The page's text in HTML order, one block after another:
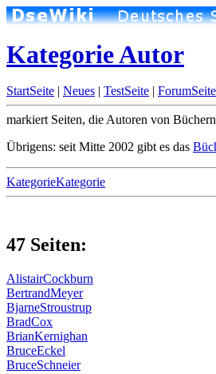
Kategorie Autor
StartSeite | Neues | TestSeite | ForumSeite
markiert Seiten, die Autoren von
Übrigens: seit Mitte 2002 gibt es das
KategorieKategorie
47 Seiten:
AlistairCockburn
BertrandMeyer
BjarneStroustrup
BradCox
BrianKernighan
BruceEckel
BruceSchneier